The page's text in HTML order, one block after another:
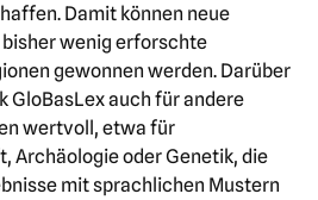
Damit können neue
wenig erforschte
gewonnen werden. Darüber
GloBasLex auch für andere
wertvoll, etwa für
Archäologie oder Genetik, die
mit sprachlichen Mustern